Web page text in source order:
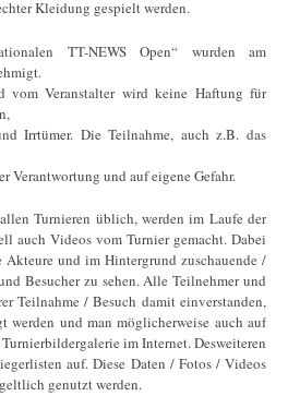
Kleidung gespielt werden.
TT-NEWS Open“ wurden am
vom Veranstalter wird keine Haftung für
Irrtümer. Die Teilnahme, auch z.B. das
Verantwortung und auf eigene Gefahr.
Turnieren üblich, werden im Laufe der
auch Videos vom Turnier gemacht. Dabei
und im Hintergrund zuschauende /
Besucher zu sehen. Alle Teilnehmer und
Teilnahme / Besuch damit einverstanden,
werden und man möglicherweise auch auf
im Internet. Desweiteren
auf. Diese Daten / Fotos / Videos
genutzt werden.